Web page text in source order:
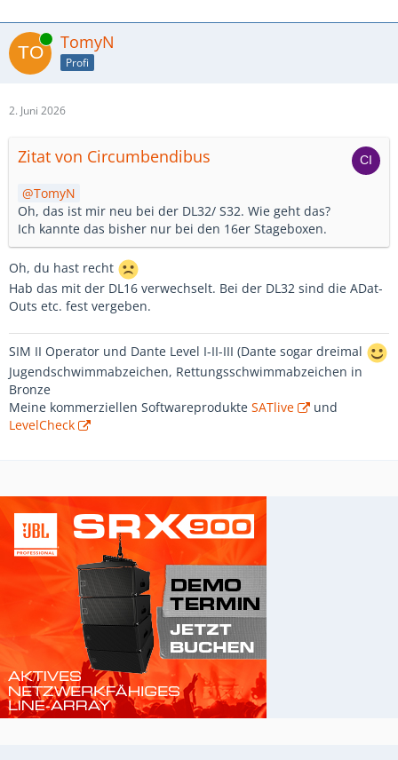
Online TomyN
Profi
2. Juni 2026
Zitat von Circumbendibus
TomyN
Oh, das ist mir neu bei der DL32/ S32. Wie geht das?
Ich kannte das bisher nur bei den 16er Stageboxen.
Oh, du hast recht
Hab das mit der DL16 verwechselt. Bei der DL32 sind die ADat-
Outs etc. fest vergeben.
SIM II Operator und Dante Level I-II-III (Dante sogar dreimal
Jugendschwimmabzeichen, Rettungsschwimmabzeichen in
Bronze
Meine kommerziellen Softwareprodukte SATlive
und
LevelCheck